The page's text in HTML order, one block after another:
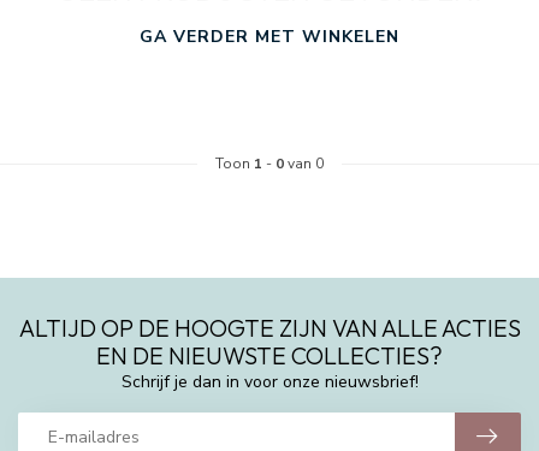
GA VERDER MET WINKELEN
Toon 1 - 0van 0
ALTIJD OP DE HOOGTE ZIJN VAN ALLE ACTIES
EN DE NIEUWSTE COLLECTIES?
Schrijf je dan in voor onze nieuwsbrief!